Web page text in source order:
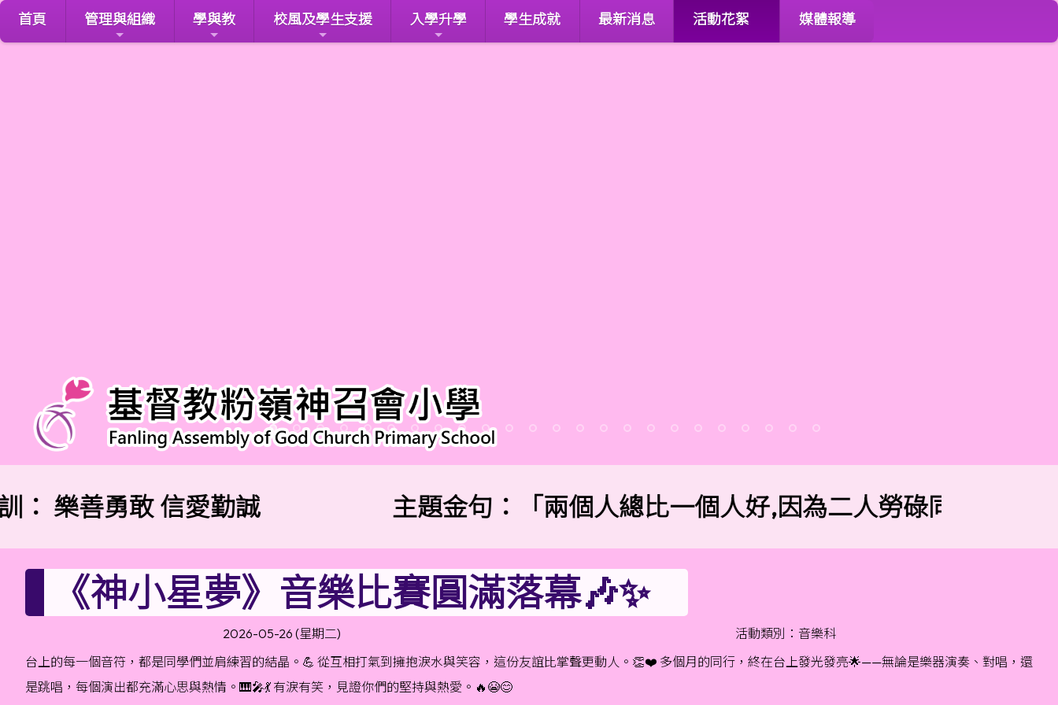
首頁 管理與組織 學與教 校風及學生支援 入學升學 學生成就 最新消息 活動花絮 媒體報導
： 樂善勇敢 信愛勤誠 主題金句：「兩個人總比一個人好,因為二人勞碌同得美好的
《神小星夢》音樂比賽圓滿落幕🎶✨
2026-05-26 (星期二)
活動類別：音樂科
台上的每一個音符，都是同學們並肩練習的結晶。💪 從互相打氣到擁抱淚水與笑容，這份友誼比掌聲更動人。👏❤️ 多個月的同行，終在台上發光發亮🌟——無論是樂器演奏、對唱，還
是跳唱，每個演出都充滿心思與熱情。🎹🎤💃 有淚有笑，見證你們的堅持與熱愛。🔥😭😊